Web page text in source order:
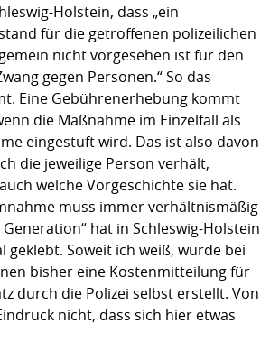
Holstein, dass „ein
für die getroffenen polizeilichen
nicht vorgesehen ist für den
gegen Personen.“ So das
Eine Gebührenerhebung kommt
die Maßnahme im Einzelfall als
eingestuft wird. Das ist also davon
die jeweilige Person verhält,
welche Vorgeschichte sie hat.
muss immer verhältnismäßig
Generation“ hat in Schleswig-Holstein
geklebt. Soweit ich weiß, wurde bei
bisher eine Kostenmitteilung für
durch die Polizei selbst erstellt. Von
nicht, dass sich hier etwas